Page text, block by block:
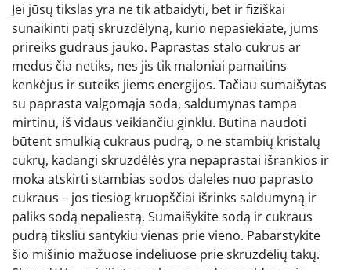
Jei jūsų tikslas yra ne tik atbaidyti, bet ir fiziškai
sunaikinti patį skruzdėlyną, kurio nepasiekiate, jums
prireiks gudraus jauko. Paprastas stalo cukrus ar
medus čia netiks, nes jis tik maloniai pamaitins
kenkėjus ir suteiks jiems energijos. Tačiau sumaišytas
su paprasta valgomąja soda, saldumynas tampa
mirtinu, iš vidaus veikiančiu ginklu. Būtina naudoti
būtent smulkią cukraus pudrą, o ne stambių kristalų
cukrų, kadangi skruzdėlės yra nepaprastai išrankios ir
moka atskirti stambias sodos daleles nuo paprasto
cukraus – jos tiesiog kruopščiai išrinks saldumyną ir
paliks sodą nepaliestą. Sumaišykite sodą ir cukraus
pudrą tiksliu santykiu vienas prie vieno. Pabarstykite
šio mišinio mažuose indeliuose prie skruzdėlių takų.